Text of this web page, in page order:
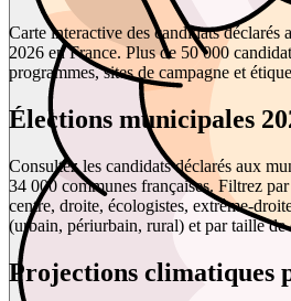
Carte interactive des candidats déclarés
2026 en France. Plus de 50 000
programmes, sites de campagne et
Élections municipales
Consultez les candidats déclarés aux
34 000 communes françaises. Filtrez
centre, droite, écologistes, extrême-
(urbain, périurbain, rural) et par taille de
Projections climatiques